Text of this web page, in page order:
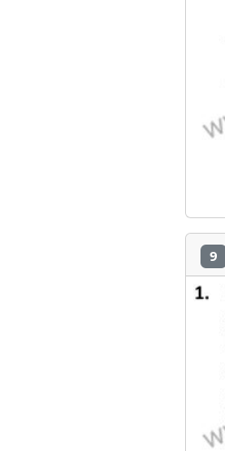
9